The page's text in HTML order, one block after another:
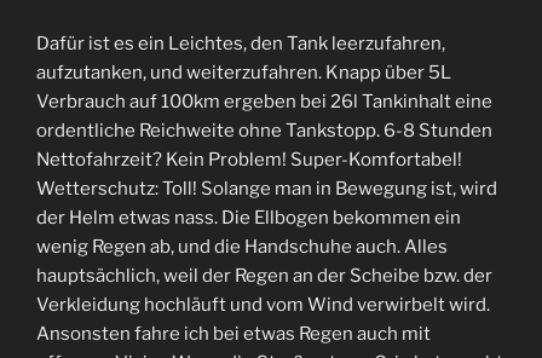
Dafür ist es ein Leichtes, den Tank leerzufahren,
aufzutanken, und weiterzufahren. Knapp über 5L
Verbrauch auf 100km ergeben bei 26l Tankinhalt eine
ordentliche Reichweite ohne Tankstopp. 6-8 Stunden
Nettofahrzeit? Kein Problem! Super-Komfortabel!
Wetterschutz: Toll! Solange man in Bewegung ist, wird
der Helm etwas nass. Die Ellbogen bekommen ein
wenig Regen ab, und die Handschuhe auch. Alles
hauptsächlich, weil der Regen an der Scheibe bzw. der
Verkleidung hochläuft und vom Wind verwirbelt wird.
Ansonsten fahre ich bei etwas Regen auch mit